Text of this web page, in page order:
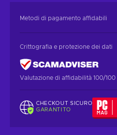
Metodi di pagamento affidabili
Crittografia e protezione dei dati
Valutazione di affidabilità 100/100
CHECKOUT SICURO
GARANTITO